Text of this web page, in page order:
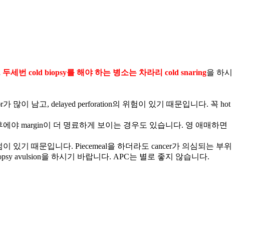
두세번 cold biopsy를 해야 하는 병소는 차라리 cold snaring을 하시
많이 남고, delayed perforation의 위험이 있기 때문입니다. 꼭 hot
에야 margin이 더 명료하게 보이는 경우도 있습니다. 영 애매하면
있기 때문입니다. Piecemeal을 하더라도 cancer가 의심되는 부위
avulsion을 하시기 바랍니다. APC는 별로 좋지 않습니다.